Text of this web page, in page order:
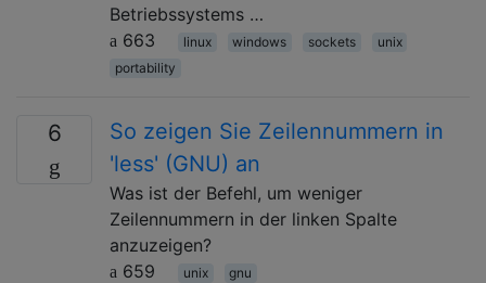
Betriebssystems …
663
linux windows sockets
unix
portability
6
So zeigen Sie Zeilennummern in
'less' (GNU) an
Was ist der Befehl, um weniger
Zeilennummern in der linken Spalte
anzuzeigen?
659
unix gnu